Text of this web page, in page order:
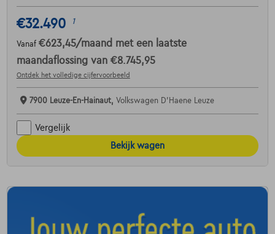
€32.490 1
Vanaf €623,45/maand met een laatste
maandaflossing van €8.745,95
Ontdek het volledige cijfervoorbeeld
7900 Leuze-En-Hainaut, Volkswagen D'Haene Leuze
Vergelijk
Bekijk wagen